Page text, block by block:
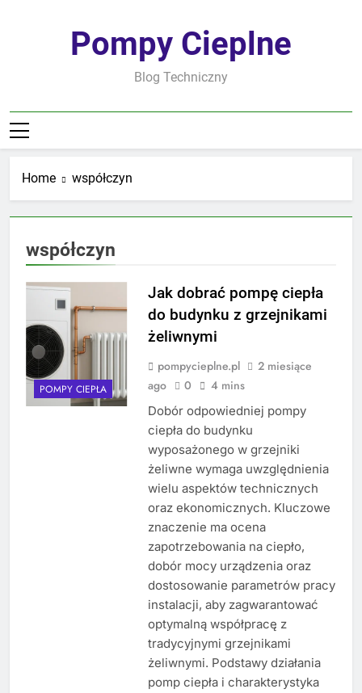
Pompy Cieplne
Blog Techniczny
Home współczyn
współczyn
POMPY CIEPŁA
Jak dobrać pompę ciepła
do budynku z grzejnikami
żeliwnymi
pompycieplne.pl
2 miesiące
ago
0 4 mins
Dobór odpowiedniej pompy
ciepła do budynku
wyposażonego w grzejniki
żeliwne wymaga uwzględnienia
wielu aspektów technicznych
oraz ekonomicznych. Kluczowe
znaczenie ma ocena
zapotrzebowania na ciepło,
dobór mocy urządzenia oraz
dostosowanie parametrów pracy
instalacji, aby zagwarantować
optymalną współpracę z
tradycyjnymi grzejnikami
żeliwnymi. Podstawy działania
pomp ciepła i charakterystyka